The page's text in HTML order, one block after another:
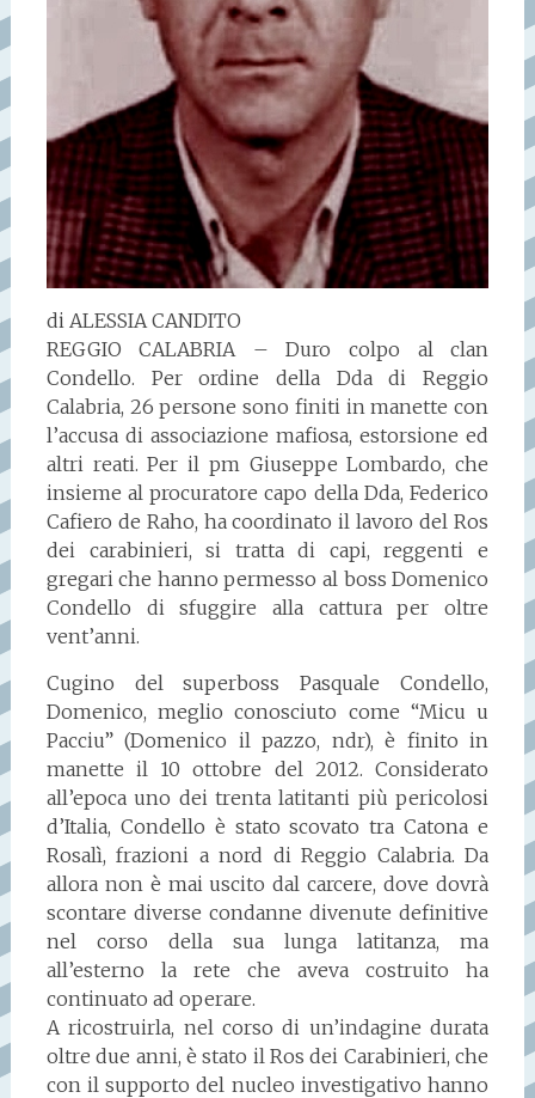
di ALESSIA CANDITO
REGGIO CALABRIA – Duro colpo al clan
Condello. Per ordine della Dda di Reggio
Calabria, 26 persone sono finiti in manette con
l’accusa di associazione mafiosa, estorsione ed
altri reati. Per il pm Giuseppe Lombardo, che
insieme al procuratore capo della Dda, Federico
Cafiero de Raho, ha coordinato il lavoro del Ros
dei carabinieri, si tratta di capi, reggenti e
gregari che hanno permesso al boss Domenico
Condello di sfuggire alla cattura per oltre
vent’anni.
Cugino del superboss Pasquale Condello,
Domenico, meglio conosciuto come “Micu u
Pacciu” (Domenico il pazzo, ndr), è finito in
manette il 10 ottobre del 2012. Considerato
all’epoca uno dei trenta latitanti più pericolosi
d’Italia, Condello è stato scovato tra Catona e
Rosalì, frazioni a nord di Reggio Calabria. Da
allora non è mai uscito dal carcere, dove dovrà
scontare diverse condanne divenute definitive
nel corso della sua lunga latitanza, ma
all’esterno la rete che aveva costruito ha
continuato ad operare.
A ricostruirla, nel corso di un’indagine durata
oltre due anni, è stato il Ros dei Carabinieri, che
con il supporto del nucleo investigativo hanno